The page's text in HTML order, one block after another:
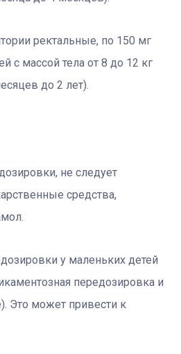
ректальные, по 150 мг
с массой тела от 8 до 12 кг
до 2 лет).
не следует
средства,
у маленьких детей
передозировка и
Это может привести к